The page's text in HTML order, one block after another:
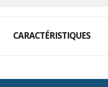
CARACTÉRISTIQUES